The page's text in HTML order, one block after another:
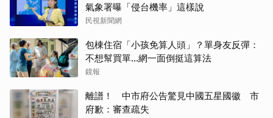
氣象署曝「侵台機率」這樣說
民視新聞網
包棟住宿「小孩免算人頭」？單身友反彈：
不想幫買單...網一面倒挺這算法
鏡報
離譜！ 中市府公告驚見中國五星國徽 市
府歉：審查疏失